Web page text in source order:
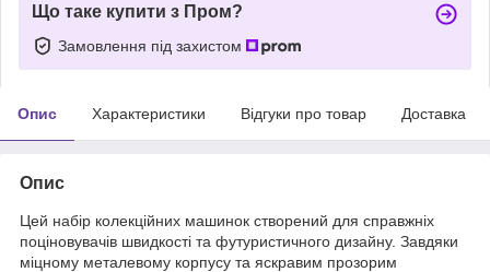
Що таке купити з Пром?
Замовлення під захистом
Опис Характеристики Відгуки про товар Доставка
Опис
Цей набір колекційних машинок створений для справжніх
поціновувачів швидкості та футуристичного дизайну. Завдяки
міцному металевому корпусу та яскравим прозорим